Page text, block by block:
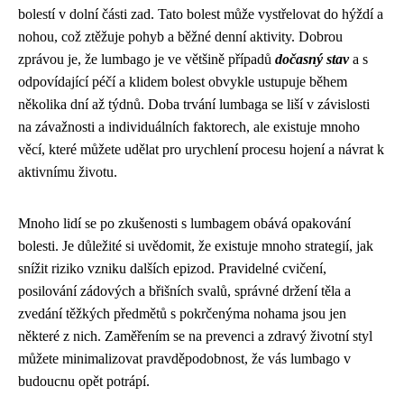
bolestí v dolní části zad. Tato bolest může vystřelovat do hýždí a
nohou, což ztěžuje pohyb a běžné denní aktivity. Dobrou
zprávou je, že lumbago je ve většině případů dočasný stava s
odpovídající péčí a klidem bolest obvykle ustupuje během
několika dní až týdnů. Doba trvání lumbaga se liší v závislosti
na závažnosti a individuálních faktorech, ale existuje mnoho
věcí, které můžete udělat pro urychlení procesu hojení a návrat k
aktivnímu životu.
Mnoho lidí se po zkušenosti s lumbagem obává opakování
bolesti. Je důležité si uvědomit, že existuje mnoho strategií, jak
snížit riziko vzniku dalších epizod. Pravidelné cvičení,
posilování zádových a břišních svalů, správné držení těla a
zvedání těžkých předmětů s pokrčenýma nohama jsou jen
některé z nich. Zaměřením se na prevenci a zdravý životní styl
můžete minimalizovat pravděpodobnost, že vás lumbago v
budoucnu opět potrápí.